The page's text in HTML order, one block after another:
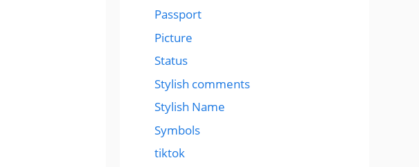
Passport
Picture
Status
Stylish comments
Stylish Name
Symbols
tiktok